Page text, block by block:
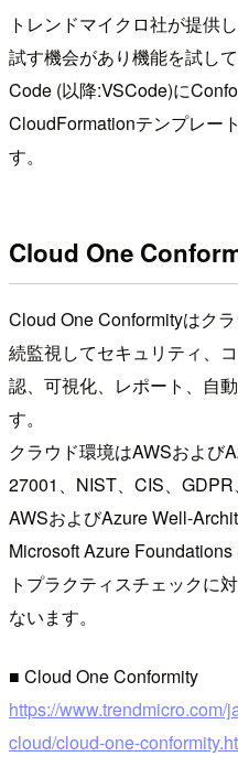
トレンドマイクロ社が提供
試す機会があり機能を試し
Code (以降:VSCode)に
CloudFormationテンプレー
す。
Cloud One
Cloud One Conformityはク
続監視してセキュリティ、
認、可視化、レポート、自
す。
クラウド環境はAWSおよび
27001、NIST、CIS、GDPR
AWSおよびAzure Well-
Microsoft Azure
トプラクティスチェックに
ないます。
■ Cloud One Conformity
https://
cloud/cloud-one-